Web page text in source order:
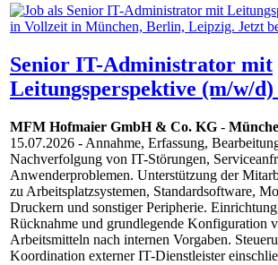
Senior IT-Administrator mit
Leitungsperspektive (m/w/
MFM Hofmaier GmbH & Co. KG -
15.07.2026 - Annahme, Erfassung,
Nachverfolgung von IT-Störungen,
Anwenderproblemen. Unterstützung der
zu Arbeitsplatzsystemen, Standardsoftware,
Druckern und sonstiger Peripherie.
Rücknahme und grundlegende Konfiguration
Arbeitsmitteln nach internen Vorgaben.
Koordination externer IT-Dienstleister